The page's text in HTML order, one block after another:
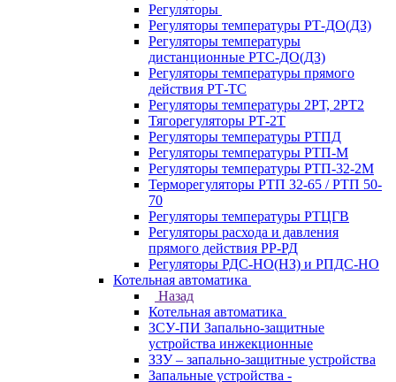
Регуляторы
Регуляторы температуры РТ-ДО(ДЗ)
Регуляторы температуры
дистанционные РТС-ДО(ДЗ)
Регуляторы температуры прямого
действия РТ-ТС
Регуляторы температуры 2РТ, 2РT2
Тягорегуляторы РТ-2Т
Регуляторы температуры РТПД
Регуляторы температуры РТП-M
Регуляторы температуры РТП-32-2М
Терморегуляторы РТП 32-65 / РТП 50-
70
Регуляторы температуры РТЦГВ
Регуляторы расхода и давления
прямого действия РР-РД
Регуляторы РДС-НО(НЗ) и РПДС-НО
Котельная автоматика
Назад
Котельная автоматика
ЗСУ-ПИ Запально-защитные
устройства инжекционные
ЗЗУ – запально-защитные устройства
Запальные устройства -